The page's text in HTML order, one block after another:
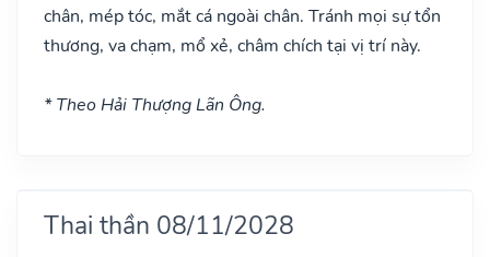
chân, mép tóc, mắt cá ngoài chân. Tránh mọi sự tổn
thương, va chạm, mổ xẻ, châm chích tại vị trí này.
* Theo Hải Thượng Lãn Ông.
Thai thần 08/11/2028